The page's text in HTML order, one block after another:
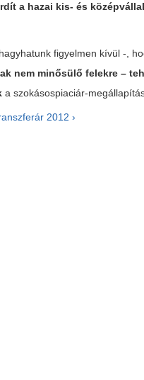
a hazai kis- és
figyelmen kívül -,
nem minősülő felekre –
a szokásospiaciár-
2012 ›